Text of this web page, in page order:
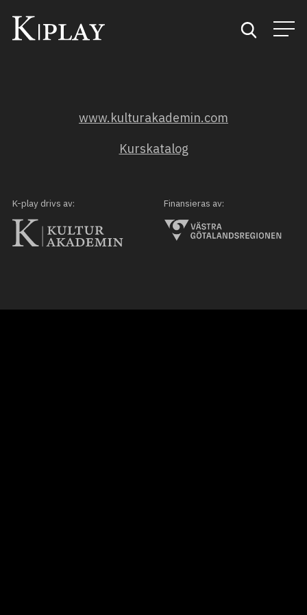
Kategorier
Mina favoriter
www.kulturakademin.com
Kurskatalog
K-play drivs av: Finansieras av: